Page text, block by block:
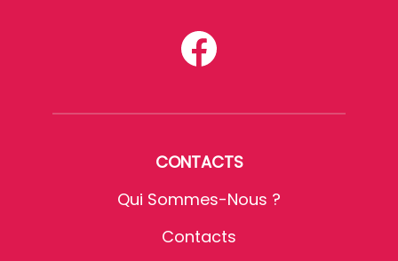
CONTACTS
Qui Sommes-Nous ?
Contacts